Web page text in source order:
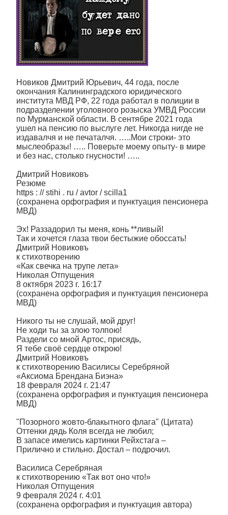
Новиков Дмитрий Юрьевич, 44 года, после
окончания Калининградского юридического
института МВД РФ, 22 года работал в полиции в
подразделении уголовного розыска УМВД России
по Мурманской области. В сентябре 2021 года
ушел на пенсию по выслуге лет. Никогда нигде не
издавалчя и не печаталчя. …..Мои строки- это
мыслеобразы! ….. Поверьте моему опыту- в мире
и без нас, столько гнусности! …..
Дмитрий Новиковъ
Резюме
https : // stihi . ru / avtor / scilla1
(сохранена орфография и пунктуация пенсионера
МВД)
Эх! Раззадорил ты меня, конь **ливый!
Так и хочется глаза твои бестыжие обоссать!
Дмитрий Новиковъ
к стихотворению
«Как свечка на трупе лета»
Николая Отпущения
8 октября 2023 г. 16:17
(сохранена орфография и пунктуация пенсионера
МВД)
Никого ты не слушай, мой друг!
Не ходи ты за злою толпою!
Раздели со мной Артос, присядь,
Я тебе своё сердце открою!
Дмитрий Новиковъ
к стихотворению Василисы Серебряной
«Аксиома Брендана Биэна»
18 февраля 2024 г. 21:47
(сохранена орфография и пунктуация пенсионера
МВД)
"Позорного жовто-блакытного флага" (Цитата)
Оттенки дядь Коля всегда не любил;
В запасе имелись картинки Рейхстага –
Прилично и стильно. Достал – подрочил.
Василиса Серебряная
к стихотворению «Так вот оно что!»
Николая Отпущения
9 февраля 2024 г. 4:01
(сохранена орфография и пунктуация автора)